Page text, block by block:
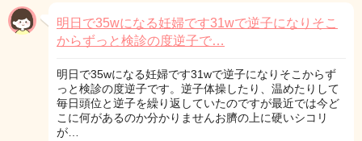
明日で35wになる妊婦です31wで逆子になりそこ
からずっと検診の度逆子で…
明日で35wになる妊婦です31wで逆子になりそこからず
っと検診の度逆子です。逆子体操したり、温めたりして
毎日頭位と逆子を繰り返していたのですが最近では今ど
こに何があるのか分かりませんお臍の上に硬いシコリ
が…